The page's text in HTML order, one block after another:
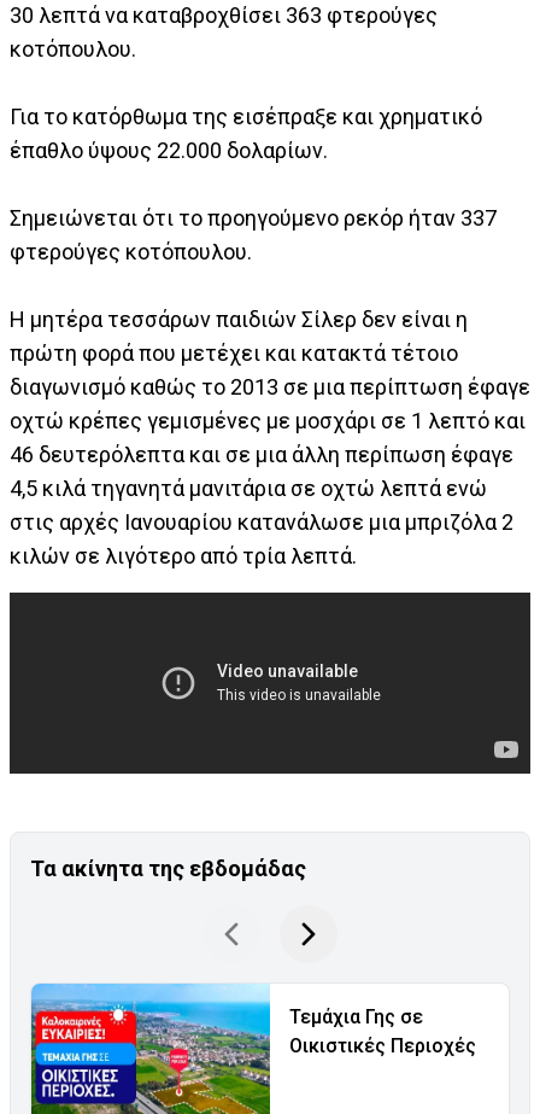
30 λεπτά να καταβροχθίσει 363 φτερούγες
κοτόπουλου.
Για το κατόρθωμα της εισέπραξε και χρηματικό
έπαθλο ύψους 22.000 δολαρίων.
Σημειώνεται ότι το προηγούμενο ρεκόρ ήταν 337
φτερούγες κοτόπουλου.
Η μητέρα τεσσάρων παιδιών Σίλερ δεν είναι η
πρώτη φορά που μετέχει και κατακτά τέτοιο
διαγωνισμό καθώς το 2013 σε μια περίπτωση έφαγε
οχτώ κρέπες γεμισμένες με μοσχάρι σε 1 λεπτό και
46 δευτερόλεπτα και σε μια άλλη περίπωση έφαγε
4,5 κιλά τηγανητά μανιτάρια σε οχτώ λεπτά ενώ
στις αρχές Ιανουαρίου κατανάλωσε μια μπριζόλα 2
κιλών σε λιγότερο από τρία λεπτά.
Τα ακίνητα της εβδομάδας
Τεμάχια Γης σε
Οικιστικές Περιοχές